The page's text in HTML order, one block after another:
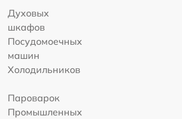
Духовых
шкафов
Посудомоечных
машин
Холодильников
Пароварок
Промышленных